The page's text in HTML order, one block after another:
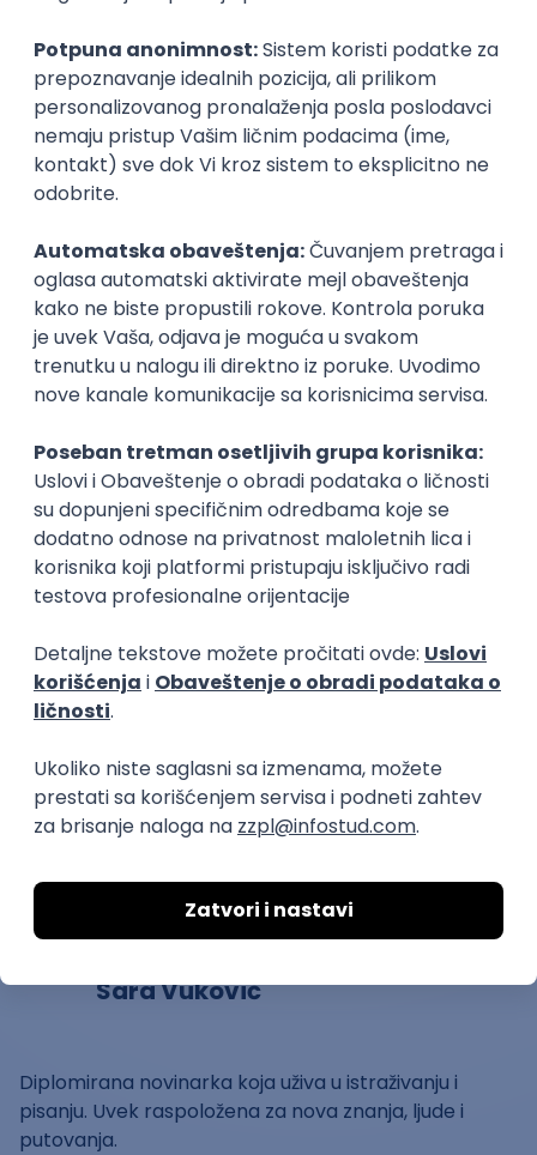
polazaka do kasnih povrataka u hotel. To ume da
bude iscrpljujuće, ali svaki put kada vidim da je grupa
zadovoljna, umor padne u drugi plan. Mnogi misle da
je naš posao samo šetnja kroz istorijske lokalitete, ali
zapravo podrazumeva veliku odgovornost, od
bezbednosti grupe do tačnih informacija i dobre
Prema njenim rečima, ne bi mogla da zamisli da radi
bilo koji drugi posao.
„Smatram da rad na terenu ima mnogo više
prednosti nego mana. Svaki posao zna da bude
zahtevan i stresan, da traži više vremena i truda, ali
dinamiku. Najvažnije je da radimo ono što volimo“,
zaključila je Ivanović.
Rad na terenu predstavlja spoj dinamike,
nepredvidivosti i profesionalnog izazova, ali i uživanja.
Iako takav način rada ima svojih prednosti i mana,
padnu u vodu kada voliš ono što radiš.
Kopiraj link
Ostavi komentar
Sara Vuković
Diplomirana novinarka koja uživa u istraživanju i
pisanju. Uvek raspoložena za nova znanja, ljude i
putovanja.